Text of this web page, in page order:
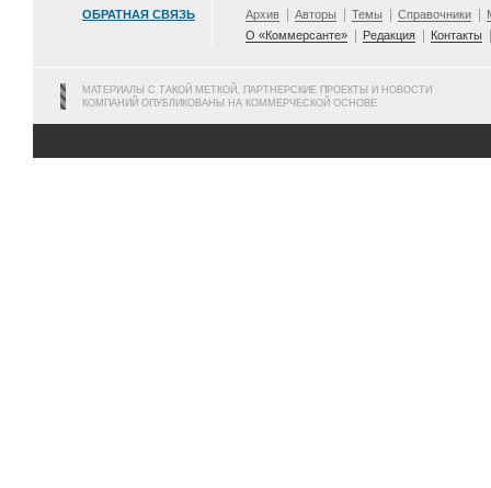
ОБРАТНАЯ СВЯЗЬ Архив Авторы Темы Справочники
О «Коммерсанте»
Редакция Контакты
МАТЕРИАЛЫ С ТАКОЙ МЕТКОЙ, ПАРТНЕРСКИЕ ПРОЕКТЫ И НОВОСТИ
КОМПАНИЙ ОПУБЛИКОВАНЫ НА КОММЕРЧЕСКОЙ ОСНОВЕ